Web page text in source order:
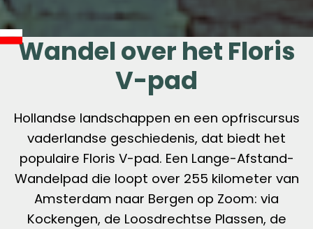
Wandel over het Floris
V-pad
Hollandse landschappen en een opfriscursus
vaderlandse geschiedenis, dat biedt het
populaire Floris V-pad. Een Lange-Afstand-
Wandelpad die loopt over 255 kilometer van
Amsterdam naar Bergen op Zoom: via
Kockengen, de Loosdrechtse Plassen, de